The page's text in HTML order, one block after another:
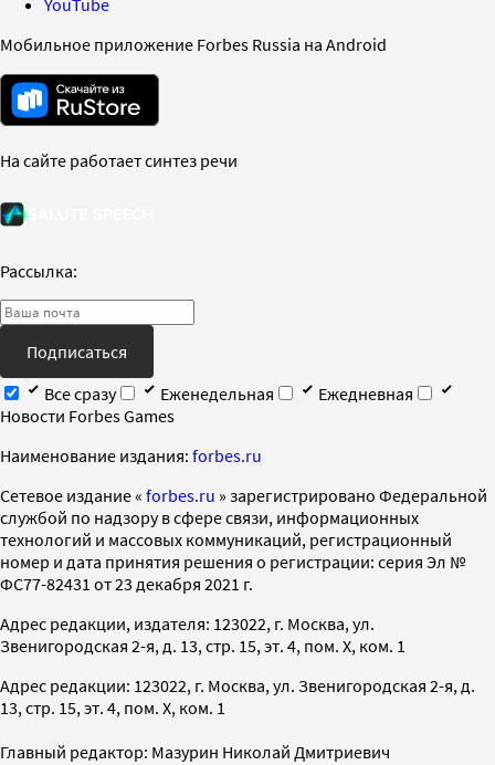
Мобильное приложение Forbes Russia на Android
На сайте работает синтез речи
Рассылка:
Подписаться
Все сразу
Еженедельная
Ежедневная
Новости Forbes Games
Наименование издания: forbes.ru
Cетевое издание « forbes.ru » зарегистрировано Федеральной
службой по надзору в сфере связи, информационных
технологий и массовых коммуникаций, регистрационный
номер и дата принятия решения о регистрации: серия Эл №
ФС77-82431 от 23 декабря 2021 г.
Адрес редакции, издателя: 123022, г. Москва, ул.
Звенигородская 2-я, д. 13, стр. 15, эт. 4, пом. X, ком. 1
Адрес редакции: 123022, г. Москва, ул. Звенигородская 2-я, д.
13, стр. 15, эт. 4, пом. X, ком. 1
Главный редактор: Мазурин Николай Дмитриевич